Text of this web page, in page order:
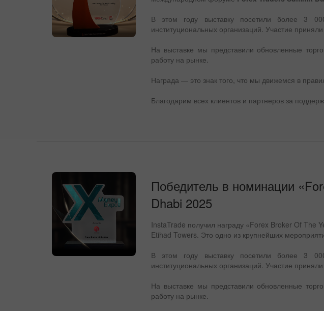
В этом году выставку посетили более 3 000
институциональных организаций. Участие
На выставке мы представили обновленные
работу на рынке.
Награда — это знак того, что мы движемся в
Благодарим всех клиентов и партнеров за
Победитель в номинации
Dhabi 2025
InstaTrade получил награду «Forex Broker Of The
Etihad Towers. Это одно из крупнейших
В этом году выставку посетили более 3 000
институциональных организаций. Участие
На выставке мы представили обновленные
работу на рынке.